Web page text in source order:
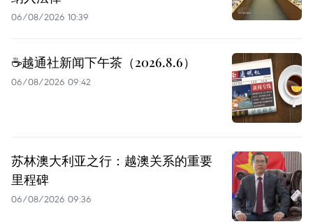
06/08/2026 10:39
☕️越通社新闻下午茶（2026.8.6）
06/08/2026 09:42
苏林澳大利亚之行：越澳关系的重要
里程碑
06/08/2026 09:36